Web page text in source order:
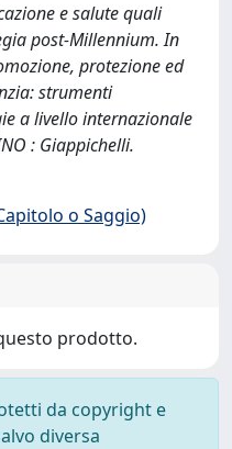
e salute quali
post-Millennium. In
protezione ed
strumenti
a livello internazionale
: Giappichelli.
o Saggio)
prodotto.
da copyright e
diversa